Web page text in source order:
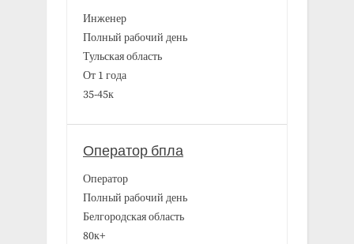
Инженер
Полный рабочий день
Тульская область
От 1 года
35-45к
Оператор бпла
Оператор
Полный рабочий день
Белгородская область
80к+